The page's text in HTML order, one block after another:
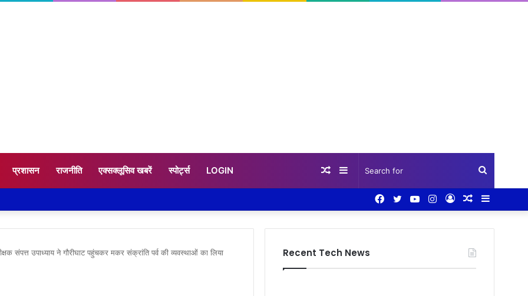
प्रशासन राजनीति एक्सक्लूसिव खबरें स्पोर्ट्स LOGIN
for
Sidebar
Random
Random
Log
Instagram
YouTube
Twitter
Facebook
उपाध्याय ने गौरीघाट पहुंचकर मकर संक्रांति पर्व की व्यवस्थाओं का लिया
Recent Tech News